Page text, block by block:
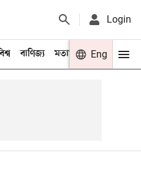
Login
বাণিজ্য মতামত খেলা
Eng